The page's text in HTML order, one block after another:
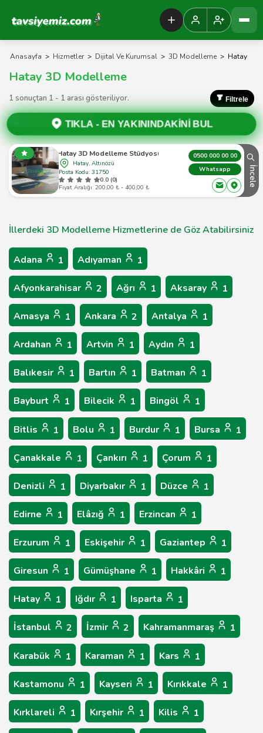
Tavsiyemiz Anasayfa
Anasayfa > Hizmetler > Dijital Ve Kurumsal > 3D Modelleme > Hatay
Hatay 3D Modelleme
1 sonuçtan 1 - 1 arası gösteriliyor. Filtrele
TIKLA - EN YAKININDAKİNİ BUL
Hatay 3D Modelleme Stüdyosu
Hatay, Altınözü
Posta Kodu: 31750
0.0 (0)
Fiyat Aralığı: 200,00 ₺ - 400,00 ₺
0500 000 00 00
Whatsapp
İncele
İllerdeki 3D Modelleme Hizmetlerine de Göz Atabilirsiniz
Adana 1 Adıyaman 1
Afyonkarahisar 2 Ağrı 1 Aksaray 1
Amasya 1 Ankara 2 Antalya 1
Ardahan 1 Artvin 1 Aydın 1
Balıkesir 1 Bartın 1 Batman 1
Bayburt 1 Bilecik 1 Bingöl 1
Bitlis 1 Bolu 1 Burdur 1 Bursa 1
Çanakkale 1 Çankırı 1 Çorum 1
Denizli 1 Diyarbakır 1 Düzce 1
Edirne 1 Elâzığ 1 Erzincan 1
Erzurum 1 Eskişehir 1 Gaziantep 1
Giresun 1 Gümüşhane 1 Hakkâri 1
Hatay 1 Iğdır 1 Isparta 1
İstanbul 2 İzmir 2 Kahramanmaraş 1
Karabük 1 Karaman 1 Kars 1
Kastamonu 1 Kayseri 1 Kırıkkale 1
Kırklareli 1 Kırşehir 1 Kilis 1